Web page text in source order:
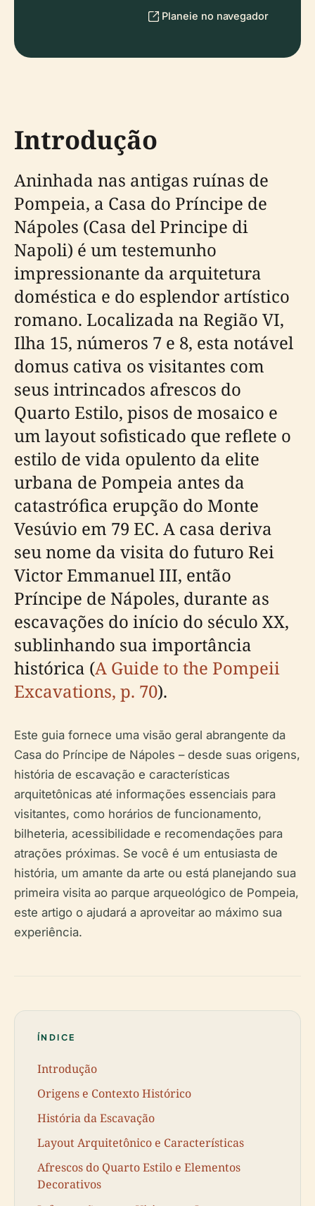
Planeie no navegador
Introdução
Aninhada nas antigas ruínas de
Pompeia, a Casa do Príncipe de
Nápoles (Casa del Principe di
Napoli) é um testemunho
impressionante da arquitetura
doméstica e do esplendor artístico
romano. Localizada na Região VI,
Ilha 15, números 7 e 8, esta notável
domus cativa os visitantes com
seus intrincados afrescos do
Quarto Estilo, pisos de mosaico e
um layout sofisticado que reflete o
estilo de vida opulento da elite
urbana de Pompeia antes da
catastrófica erupção do Monte
Vesúvio em 79 EC. A casa deriva
seu nome da visita do futuro Rei
Victor Emmanuel III, então
Príncipe de Nápoles, durante as
escavações do início do século XX,
sublinhando sua importância
histórica (A Guide to the Pompeii
Excavations, p. 70).
Este guia fornece uma visão geral abrangente da
Casa do Príncipe de Nápoles – desde suas origens,
história de escavação e características
arquitetônicas até informações essenciais para
visitantes, como horários de funcionamento,
bilheteria, acessibilidade e recomendações para
atrações próximas. Se você é um entusiasta de
história, um amante da arte ou está planejando sua
primeira visita ao parque arqueológico de Pompeia,
este artigo o ajudará a aproveitar ao máximo sua
experiência.
ÍNDICE
Introdução
Origens e Contexto Histórico
História da Escavação
Layout Arquitetônico e Características
Afrescos do Quarto Estilo e Elementos
Decorativos